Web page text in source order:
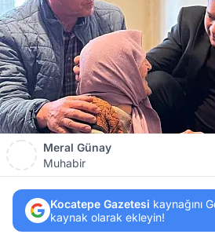
Meral Günay
Muhabir
Kocatepe Gazetesi kaynağını
kaynak olarak ekleyin!